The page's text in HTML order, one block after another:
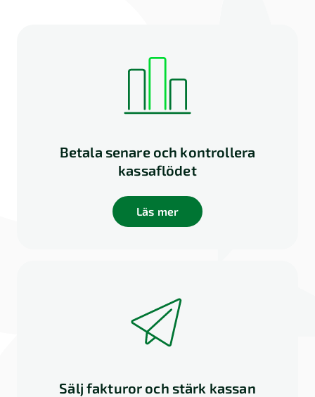
Betala senare och kontrollera
kassaflödet
Läs mer
Sälj fakturor och stärk kassan